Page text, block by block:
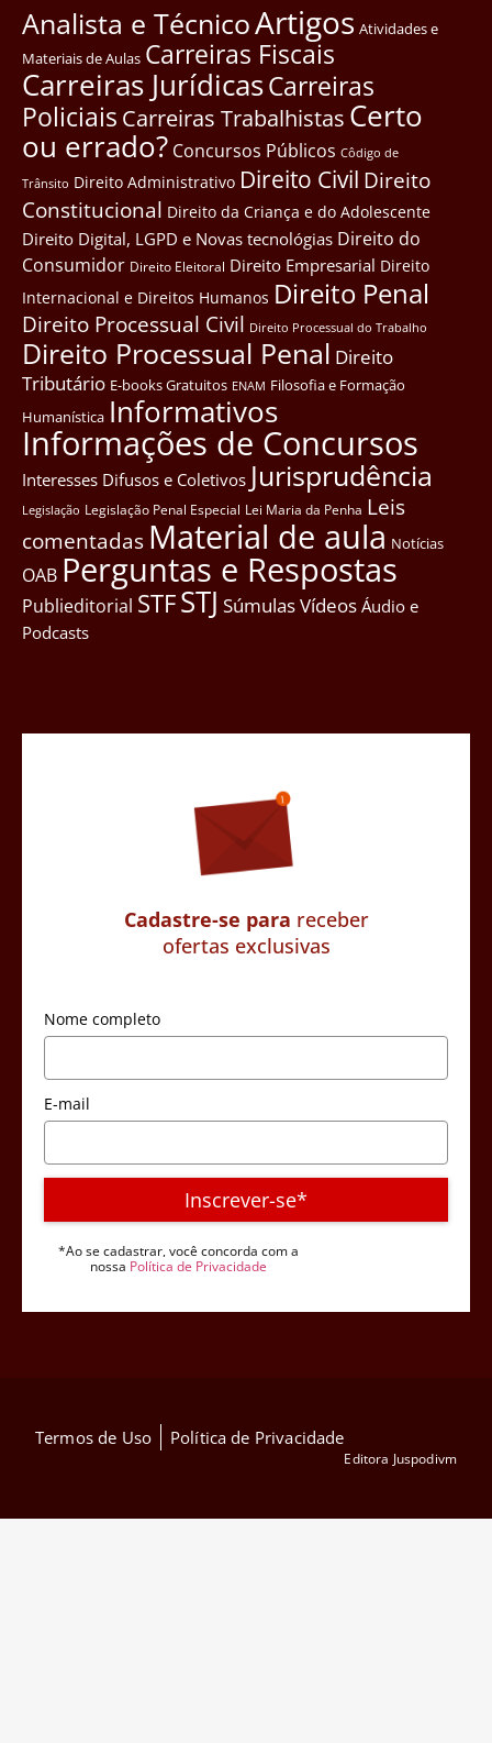
Analista e TécnicoArtigos Atividades e
Materiais de Aulas Carreiras Fiscais
Carreiras JurídicasCarreiras
Policiais Carreiras Trabalhistas Certo
ou errado? Concursos Públicos Côdigo de
Trânsito Direito Administrativo Direito Civil Direito
Constitucional Direito da Criança e do Adolescente
Direito Digital, LGPD e Novas tecnológias Direito do
Consumidor Direito Eleitoral Direito Empresarial Direito
Internacional e Direitos Humanos Direito Penal
Direito Processual Civil Direito Processual do Trabalho
Direito Processual Penal Direito
Tributário E-books Gratuitos ENAM Filosofia e Formação
Humanística Informativos
Informações de Concursos
Interesses Difusos e Coletivos Jurisprudência
Legislação Legislação Penal Especial Lei Maria da Penha Leis
comentadas Material de aula Notícias
OAB Perguntas e Respostas
Publieditorial STFSTJ SúmulasVídeos Áudio e
Podcasts
Cadastre-se para receber
ofertas exclusivas
Nome completo
E-mail
Inscrever-se*
*Ao se cadastrar, você concorda com a
nossa Política de Privacidade
Termos de Uso Política de Privacidade
Editora Juspodivm